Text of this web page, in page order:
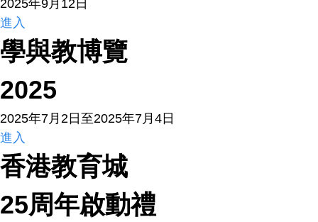
2025年9月12日
進入
學與教博覽
2025
2025年7月2日至2025年7月4日
進入
香港教育城
25周年啟動禮